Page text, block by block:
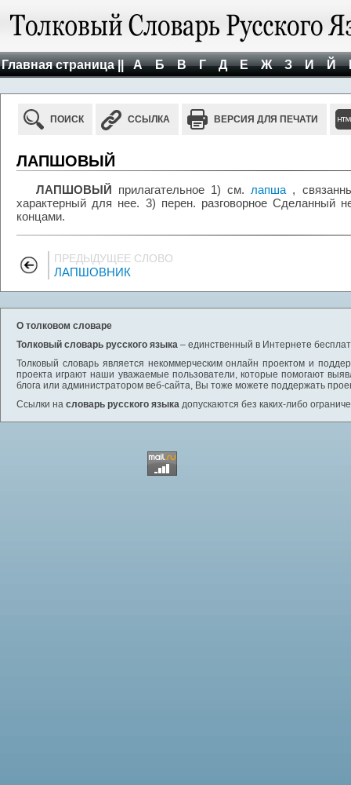
Главная страница || А Б В Г Д Е Ж З И Й
ПОИСК ССЫЛКА ВЕРСИЯ ДЛЯ ПЕЧАТИ
ЛАПШОВЫЙ
ЛАПШОВЫЙ прилагательное 1) см. лапша ,
характерный для нее. 3) перен. разговорное Сделанный
концами.
ПРЕДЫДУЩЕЕ СЛОВО
ЛАПШОВНИК
О толковом словаре
Толковый словарь русского языка – единственный в Интернете
Толковый словарь является некоммерческим онлайн проектом и
проекта играют наши уважаемые пользователи, которые помогают
блога или администратором веб-сайта, Вы тоже можете поддержать
Ссылки на словарь русского языка допускаются без каких-либо